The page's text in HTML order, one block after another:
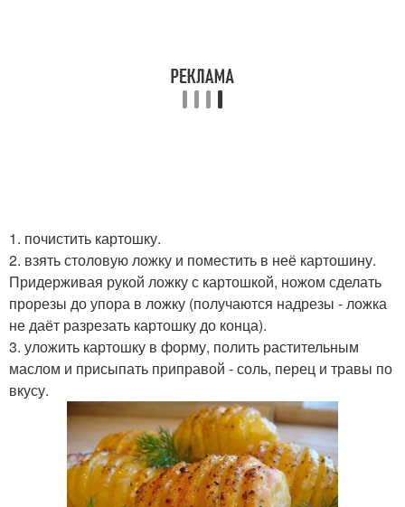
1. почистить картошку.
2. взять столовую ложку и поместить в неё картошину.
Придерживая рукой ложку с картошкой, ножом сделать
прорезы до упора в ложку (получаются надрезы - ложка
не даёт разрезать картошку до конца).
3. уложить картошку в форму, полить растительным
маслом и присыпать приправой - соль, перец и травы по
вкусу.